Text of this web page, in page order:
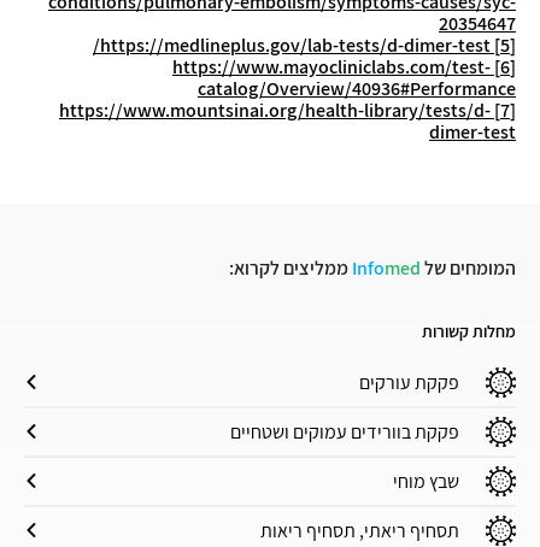
20354647
[5]
https://medlineplus.gov/lab-tests/d-dimer-test/
[6]
https://www.mayocliniclabs.com/test-
catalog/Overview/40936#Performance
[7]
https://www.mountsinai.org/health-library/tests/d-
dimer-test
המומחים של Infomed ממליצים לקרוא:
מחלות קשורות
פקקת עורקים
פקקת בוורידים עמוקים ושטחיים
שבץ מוחי
תסחיף ריאתי, תסחיף ריאות